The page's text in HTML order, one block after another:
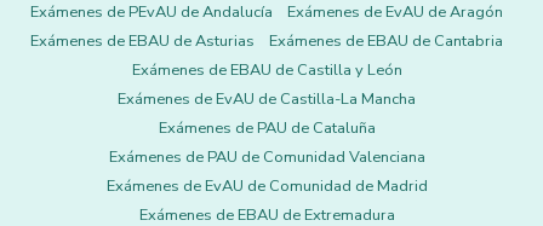
Exámenes de PEvAU de Andalucía
Exámenes de EvAU de Aragón
Exámenes de EBAU de Asturias
Exámenes de EBAU de Cantabria
Exámenes de EBAU de Castilla y León
Exámenes de EvAU de Castilla-La Mancha
Exámenes de PAU de Cataluña
Exámenes de PAU de Comunidad Valenciana
Exámenes de EvAU de Comunidad de Madrid
Exámenes de EBAU de Extremadura